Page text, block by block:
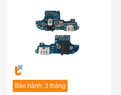
Bảo hành: 3 tháng